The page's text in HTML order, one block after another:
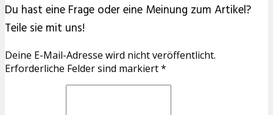
Du hast eine Frage oder eine Meinung zum Artikel?
Teile sie mit uns!
Deine E-Mail-Adresse wird nicht veröffentlicht.
Erforderliche Felder sind markiert *